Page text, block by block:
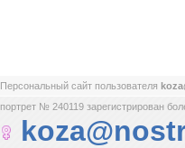
Персональный сайт пользователя
портрет № 240119 зарегистрирован